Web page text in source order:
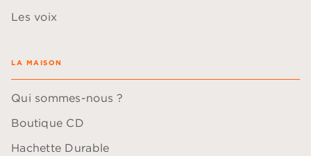
Les voix
LA MAISON
Qui sommes-nous ?
Boutique CD
Hachette Durable